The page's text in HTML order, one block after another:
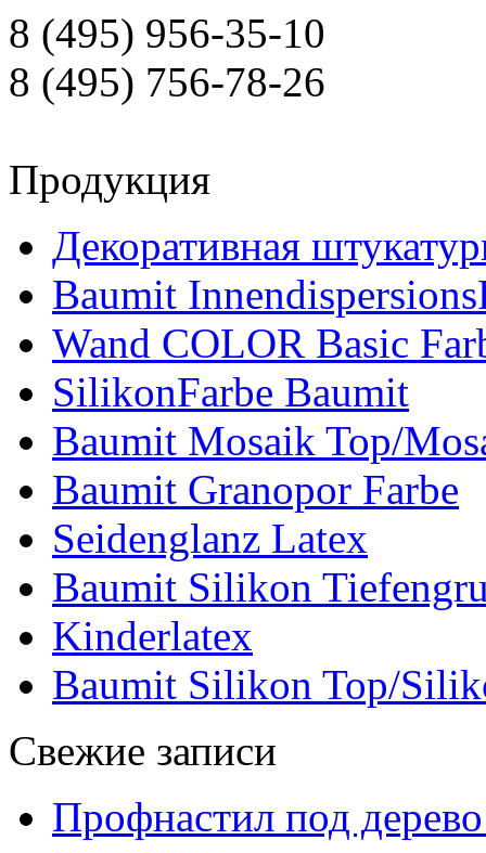
8 (495) 956-35-10
8 (495) 756-78-26
Продукция
Декоративная
Baumit
Wand COLOR Basic
SilikonFarbe Baumit
Baumit Mosaik Top/
Baumit Granopor Farbe
Seidenglanz Latex
Baumit Silikon
Kinderlatex
Baumit Silikon Top/
Свежие записи
Профнастил под